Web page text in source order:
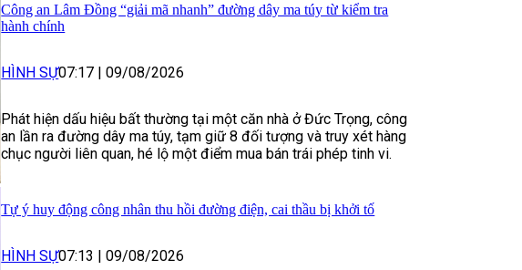
Công an Lâm Đồng “giải mã nhanh” đường dây ma túy từ kiểm tra
hành chính
HÌNH SỰ07:17 | 09/08/2026
Phát hiện dấu hiệu bất thường tại một căn nhà ở Đức Trọng, công
an lần ra đường dây ma túy, tạm giữ 8 đối tượng và truy xét hàng
chục người liên quan, hé lộ một điểm mua bán trái phép tinh vi.
Tự ý huy động công nhân thu hồi đường điện, cai thầu bị khởi tố
HÌNH SỰ07:13 09/08/2026